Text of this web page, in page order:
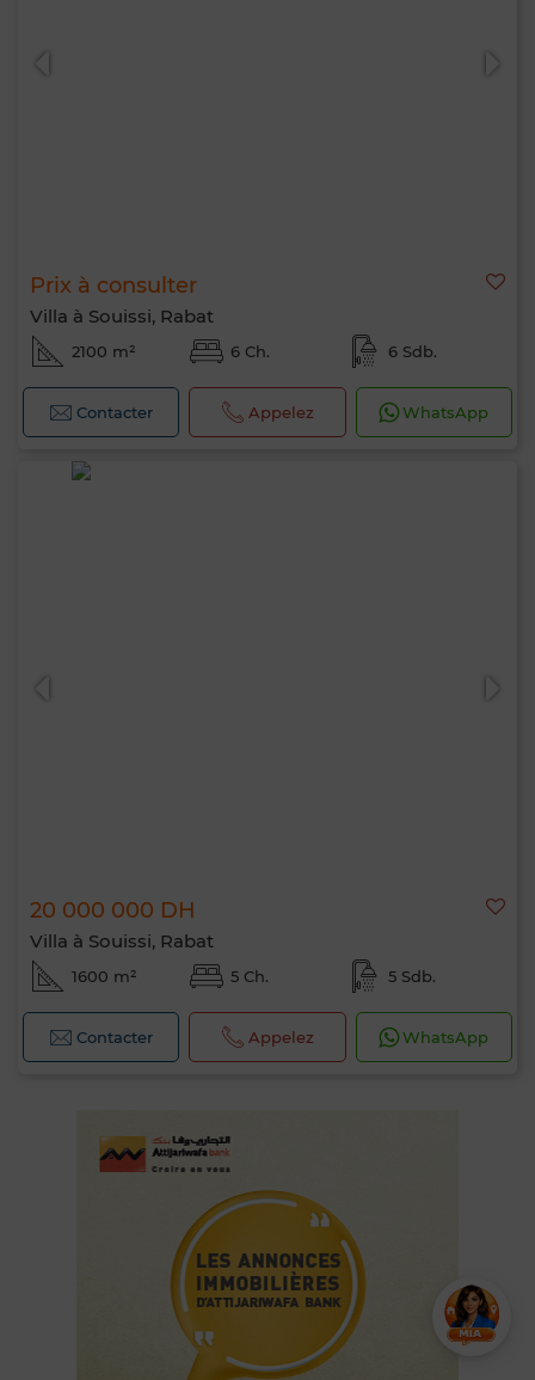
Prix à consulter
Villa à Souissi, Rabat
2100 m² 6 Ch. 6 Sdb.
Contacter Appelez WhatsApp
20 000 000 DH
Villa à Souissi, Rabat
1600 m² 5 Ch. 5 Sdb.
Contacter Appelez WhatsApp